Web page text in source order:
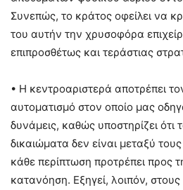
Συνεπώς, το κράτος οφείλει να
του αυτήν την χρυσοφόρα
επιπροσθέτως και τεράστιας
• Η κεντροαριστερά αποτρέπει
αυτοματισμό στον οποίο μας
δυνάμεις, καθώς υποστηρίζει ότι
δικαιώματα δεν είναι μεταξύ
κάθε περίπτωση προτρέπει προς
κατανόηση. Εξηγεί, λοιπόν, στους